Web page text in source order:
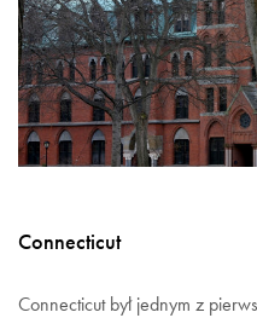
Connecticut
Connecticut był jednym z